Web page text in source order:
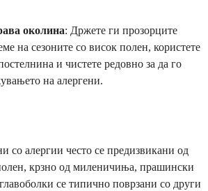
околина: Држете ги прозорците
на сезоните со висок полен, користете
и чистете редовно за да го
на алергени.
со алергии често се предизвикани од
крзно од миленичиња, прашински
се типично поврзани со други